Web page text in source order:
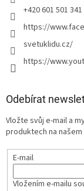
+420 601 501 341
https://
svetuklidu.cz/
https://
Odebírat
Vložte svůj e-mail a
produktech na našem
E-mail
Vložením e-mailu